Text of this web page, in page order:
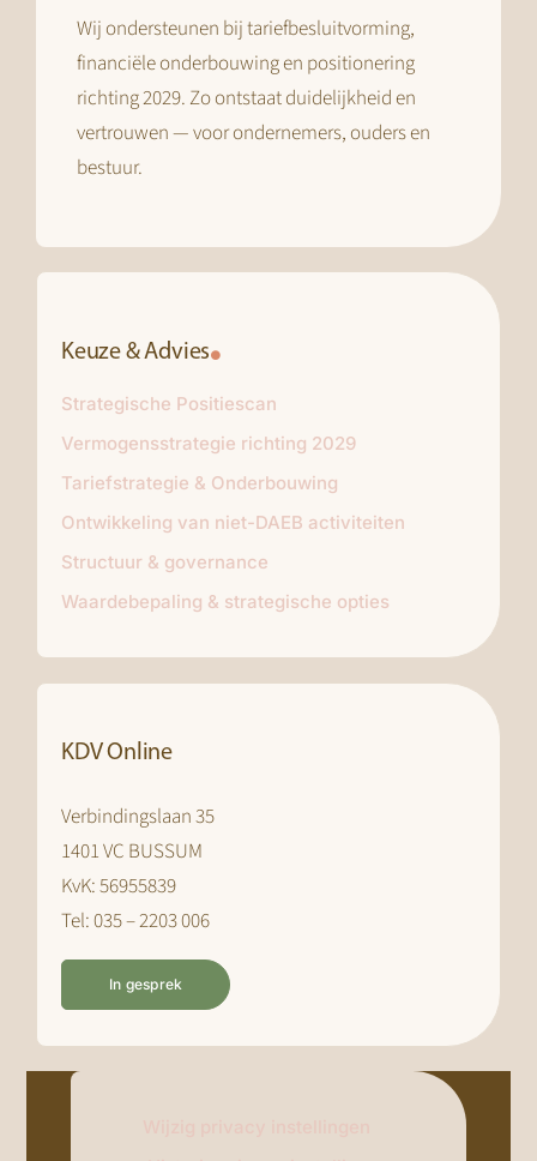
Wij ondersteunen bij tariefbesluitvorming,
financiële onderbouwing en positionering
richting 2029. Zo ontstaat duidelijkheid en
vertrouwen — voor ondernemers, ouders en
bestuur.
Keuze & Advies
Strategische Positiescan
Vermogensstrategie richting 2029
Tariefstrategie & Onderbouwing
Ontwikkeling van niet-DAEB activiteiten
Structuur & governance
Waardebepaling & strategische opties
KDV Online
Verbindingslaan 35
1401 VC BUSSUM
KvK: 56955839
Tel: 035 – 2203 006
In gesprek